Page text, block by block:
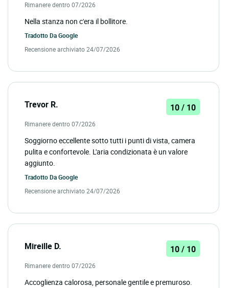
Rimanere dentro 07/2026
Nella stanza non c'era il bollitore.
Tradotto DaGoogle
Recensione archiviato 24/07/2026
Trevor R. 10 / 10
Rimanere dentro 07/2026
Soggiorno eccellente sotto tutti i punti di vista, camera
pulita e confortevole. L'aria condizionata è un valore
aggiunto.
Tradotto DaGoogle
Recensione archiviato 24/07/2026
Mireille D. 10 / 10
Rimanere dentro 07/2026
Accoglienza calorosa, personale gentile e premuroso.